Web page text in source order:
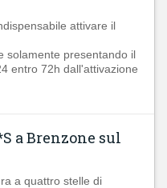
attivare il
solamente presentando il
entro 72h dall'attivazione
a Brenzone sul
a quattro stelle di